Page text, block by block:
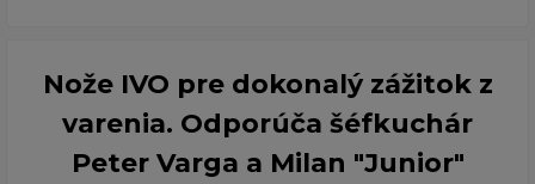
Nože IVO pre dokonalý zážitok z
varenia. Odporúča šéfkuchár
Peter Varga a Milan "Junior"